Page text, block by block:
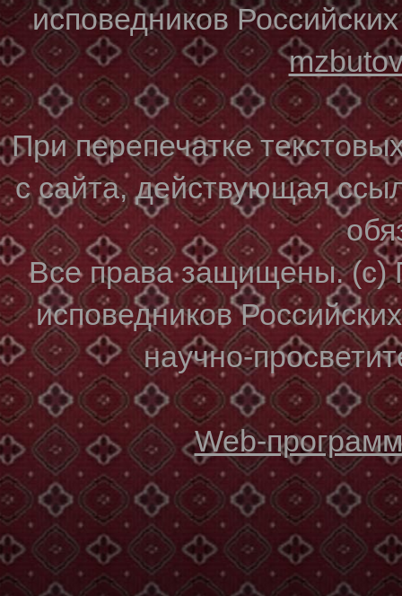
исповедников
При перепечатке
с сайта, действующая
Все права защищены. (с)
исповедников
научно-
Web-